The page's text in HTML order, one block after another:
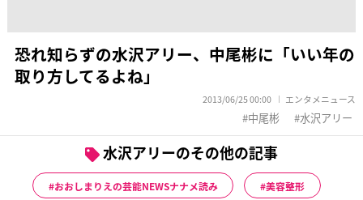
恐れ知らずの水沢アリー、中尾彬に「いい年の
取り方してるよね」
2013/06/25 00:00 エンタメニュース
中尾彬 水沢アリー
水沢アリーのその他の記事
おおしまりえの芸能NEWSナナメ読み 美容整形